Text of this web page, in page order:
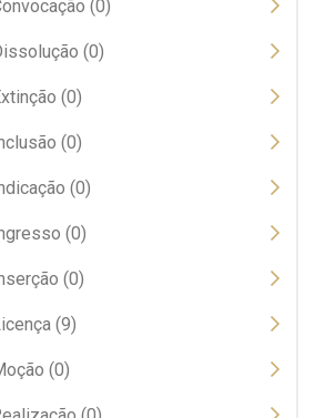
(0)
(0)
(0)
(0)
(0)
(0)
(0)
(9)
(0)